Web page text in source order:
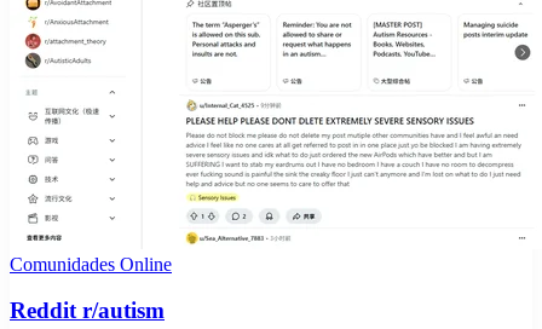
Comunidades Online
Reddit r/autism